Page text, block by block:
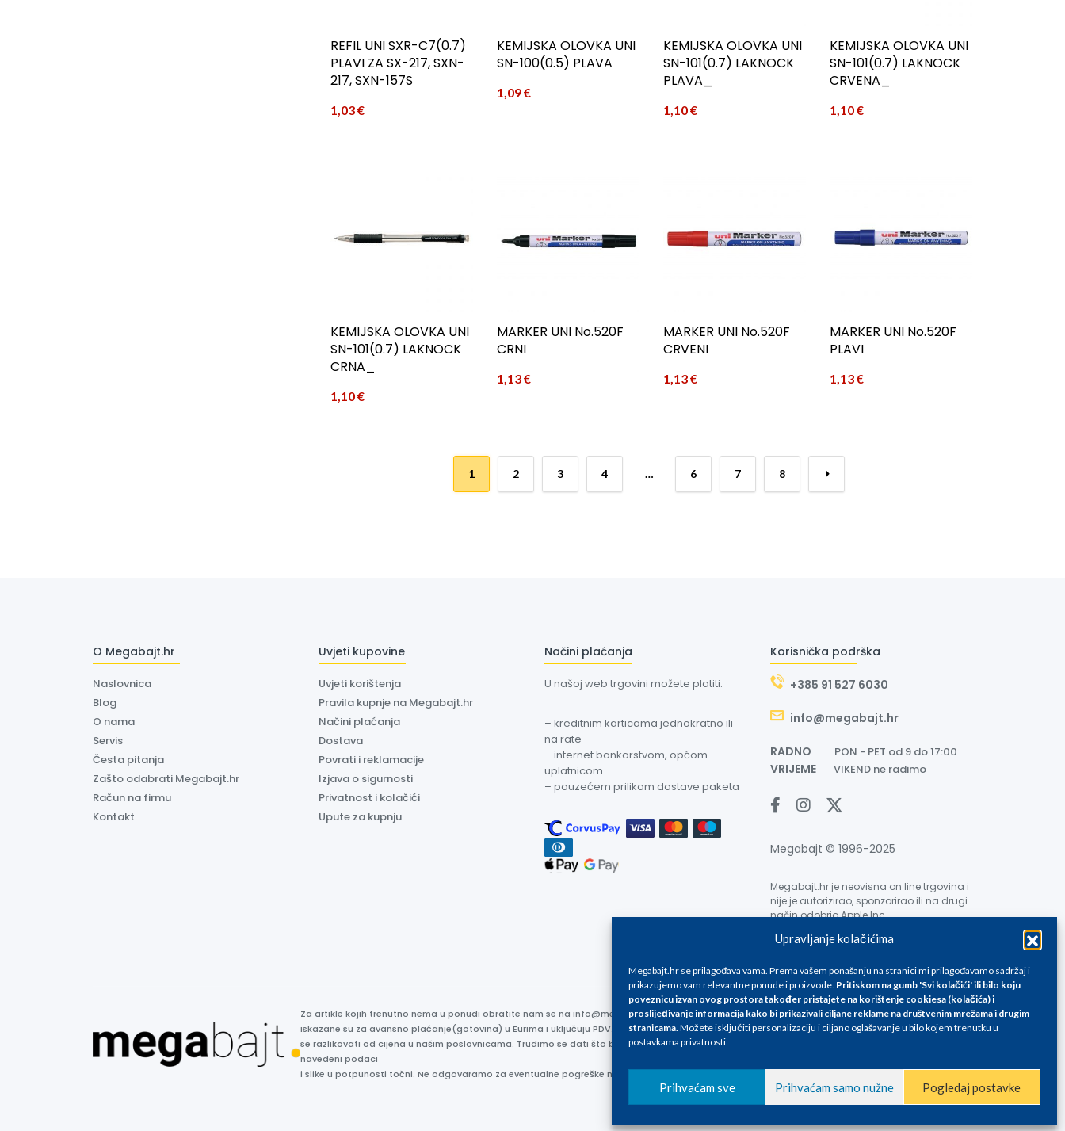
Upravljanje kolačićima
Megabajt.hr se prilagođava vama. Prema vašem ponašanju na stranici mi prilagođavamo sadržaj i
prikazujemo vam relevantne ponude i proizvode. Pritiskom na gumb 'Svi kolačići' ili bilo koju
poveznicu izvan ovog prostora također pristajete na korištenje cookiesa (kolačića) i
proslijeđivanje informacija kako bi prikazivali ciljane reklame na društvenim mrežama i drugim
stranicama.Možete isključiti personalizaciju i ciljano oglašavanje u bilo kojem trenutku u
postavkama privatnosti.
Prihvaćam sve Prihvaćam samo nužne Pogledaj postavke
REFIL UNI SXR-C7(0.7)
PLAVI ZA SX-217, SXN-
217, SXN-157S
1,03€
KEMIJSKA OLOVKA UNI
SN-100(0.5) PLAVA
1,09€
KEMIJSKA OLOVKA UNI
SN-101(0.7) LAKNOCK
PLAVA_
1,10€
KEMIJSKA OLOVKA UNI
SN-101(0.7) LAKNOCK
CRVENA_
1,10€
KEMIJSKA OLOVKA UNI
SN-101(0.7) LAKNOCK
CRNA_
1,10€
MARKER UNI No.520F
CRNI
1,13€
MARKER UNI No.520F
CRVENI
1,13€
MARKER UNI No.520F
PLAVI
1,13€
1 2 3 4 … 6 7 8 →
O Megabajt.hr
Naslovnica
Blog
O nama
Servis
Česta pitanja
Zašto odabrati Megabajt.hr
Račun na firmu
Kontakt
Uvjeti kupovine
Uvjeti korištenja
Pravila kupnje na Megabajt.hr
Načini plaćanja
Dostava
Povrati i reklamacije
Izjava o sigurnosti
Privatnost i kolačići
Upute za kupnju
Načini plaćanja
U našoj web trgovini možete platiti:
– kreditnim karticama jednokratno ili
na rate
– internet bankarstvom, općom
uplatnicom
– pouzećem prilikom dostave paketa
Korisnička podrška
+385 91 527 6030
info@megabajt.hr
RADNO PON - PET od 9 do 17:00
VRIJEME VIKEND ne radimo
Megabajt © 1996-2025
Megabajt.hr je neovisna on line trgovina i
nije je autorizirao, sponzorirao ili na drugi
način odobrio Apple Inc.
Za artikle kojih trenutno nema u ponudi obratite nam se na info@megabajt.hr. Sve cijene su informativnog karaktera i podložne su promjenama, a
iskazane su za avansno plaćanje(gotovina) u Eurima i uključuju PDV. Sve cijene su iskazane isključivo za kupovinu putem webshop-a i mogu
se razlikovati od cijena u našim poslovnicama. Trudimo se dati što bolji i točniji opis i sliku. Unatoč tome, ne možemo garantirati da su svi
navedeni podaci
i slike u potpunosti točni. Ne odgovaramo za eventualne pogreške nastale u opisu proizvoda, greške prilikom štampanja te promjene cijena.